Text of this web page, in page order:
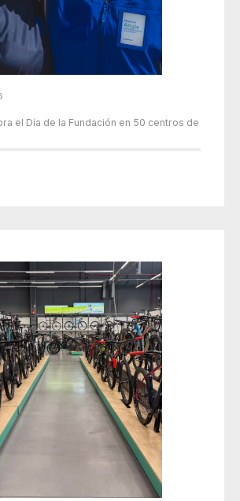
el Día de la Fundación en 50 centros de